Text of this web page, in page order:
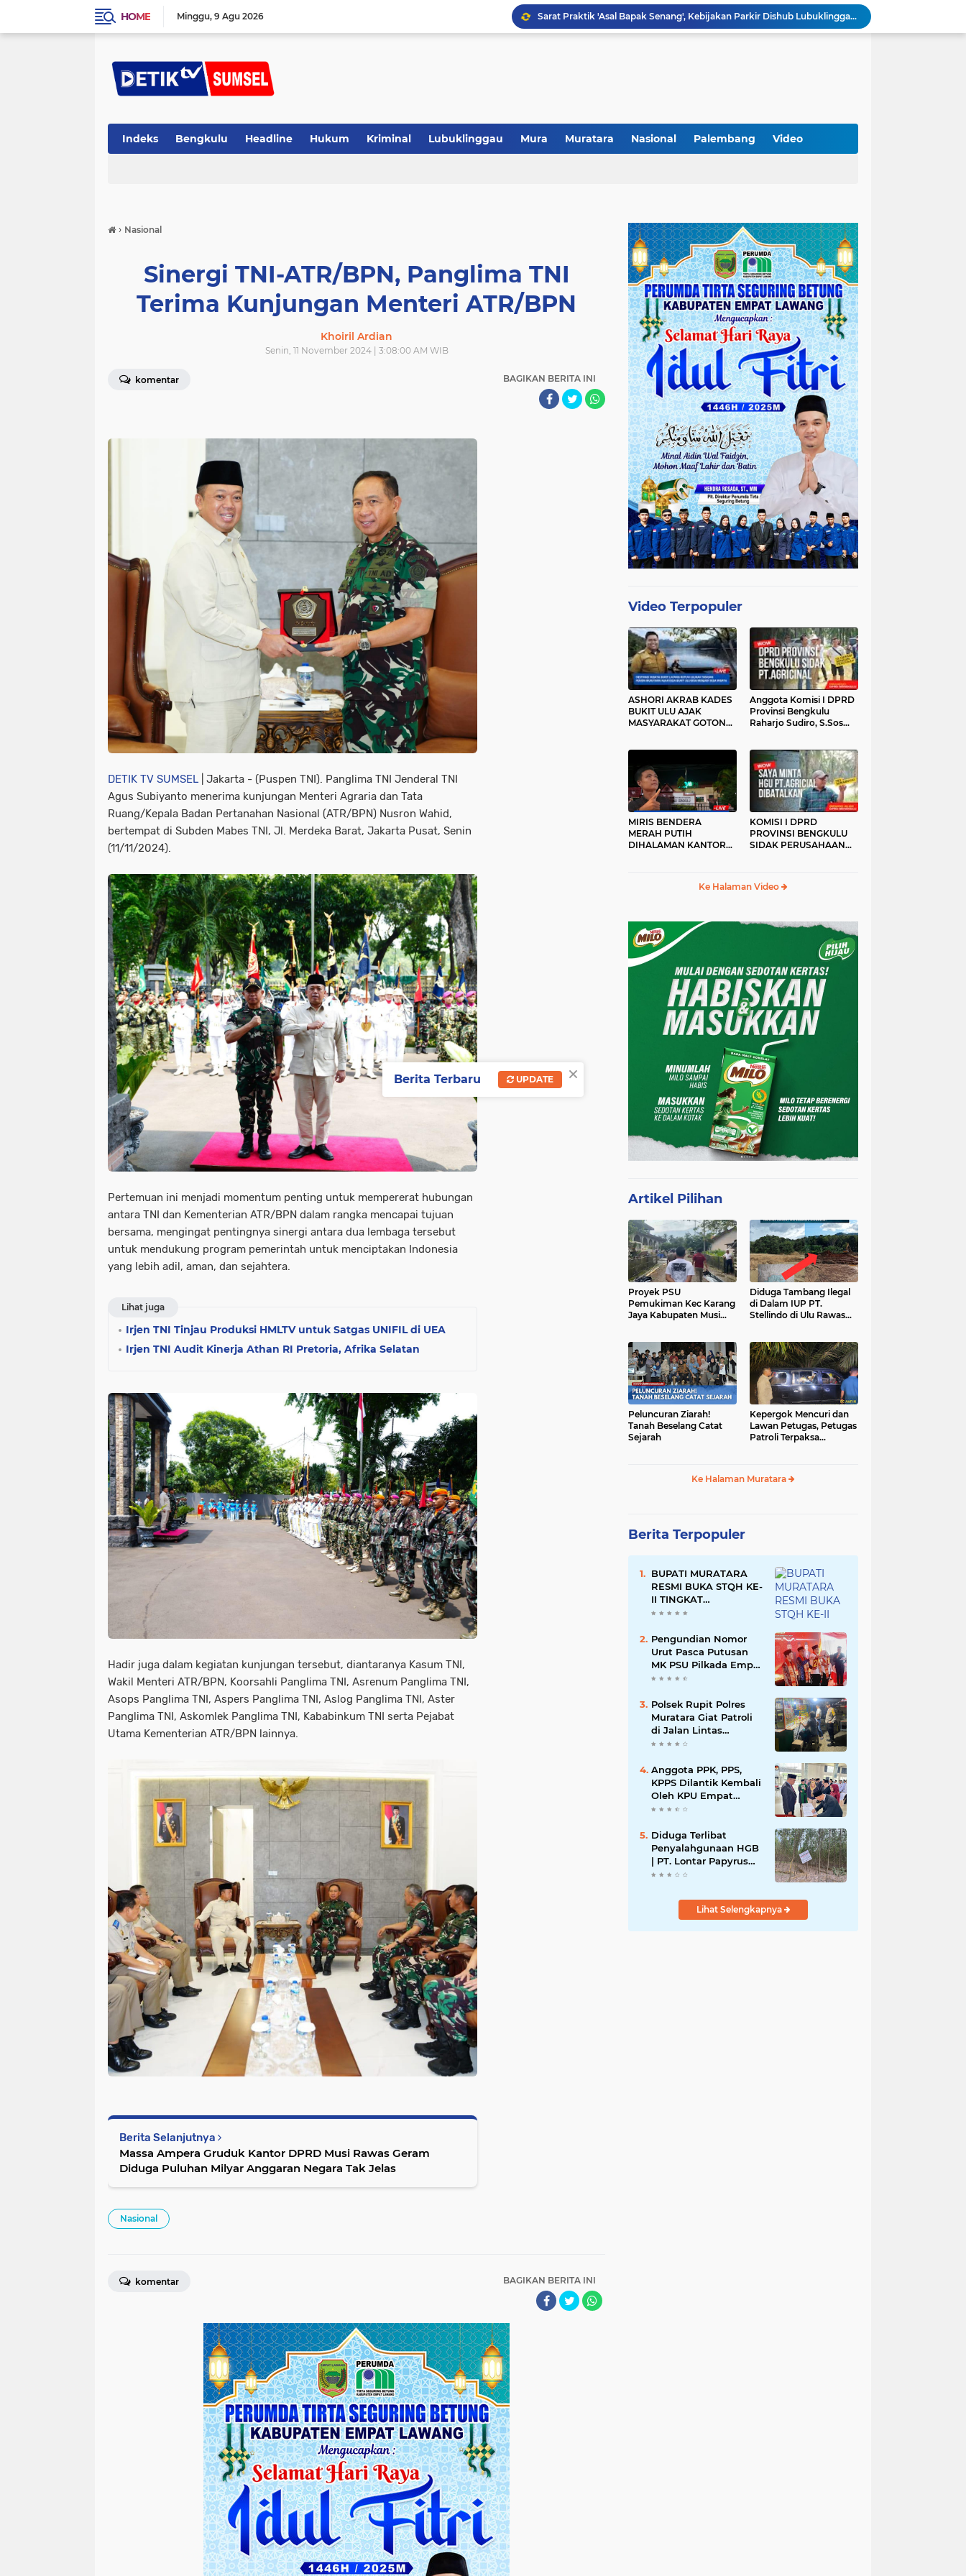
HOME Minggu 9 Agu 2026
Lantik Pejabat Baru, JM Bupati Empat Lawang: Jabatan Adalah Amanah, Segera Berinovasi Demi Empat Lawang MADANI!
KAMMI Muratara Dukung MUI dalam Upaya Penegakan Hukum terhadap Aktivitas LGBT
Tingkatkan Kualitas Insan Pers, PWI Musi Rawas Gelar Pelatihan Jurnalistik Berbasis Kompetensi dan Storytelling.
Indeks Bengkulu Headline Hukum Kriminal Lubuklinggau Mura Muratara Nasional Palembang Video
› Nasional
Sinergi TNI-ATR/BPN, Panglima TNI
Terima Kunjungan Menteri ATR/BPN
Khoiril Ardian
Senin, 11 November 2024 | 3:08:00 AM WIB
komentar BAGIKAN BERITA INI
DETIK TV SUMSEL | Jakarta - (Puspen TNI). Panglima TNI Jenderal TNI
Agus Subiyanto menerima kunjungan Menteri Agraria dan Tata
Ruang/Kepala Badan Pertanahan Nasional (ATR/BPN) Nusron Wahid,
bertempat di Subden Mabes TNI, Jl. Merdeka Barat, Jakarta Pusat, Senin
(11/11/2024).
Pertemuan ini menjadi momentum penting untuk mempererat hubungan
antara TNI dan Kementerian ATR/BPN dalam rangka mencapai tujuan
bersama, mengingat pentingnya sinergi antara dua lembaga tersebut
untuk mendukung program pemerintah untuk menciptakan Indonesia
yang lebih adil, aman, dan sejahtera.
Lihat juga
Irjen TNI Tinjau Produksi HMLTV untuk Satgas UNIFIL di UEA
Irjen TNI Audit Kinerja Athan RI Pretoria, Afrika Selatan
Hadir juga dalam kegiatan kunjungan tersebut, diantaranya Kasum TNI,
Wakil Menteri ATR/BPN, Koorsahli Panglima TNI, Asrenum Panglima TNI,
Asops Panglima TNI, Aspers Panglima TNI, Aslog Panglima TNI, Aster
Panglima TNI, Askomlek Panglima TNI, Kababinkum TNI serta Pejabat
Utama Kementerian ATR/BPN lainnya.
Berita Selanjutnya
Massa Ampera Gruduk Kantor DPRD Musi Rawas Geram
Diduga Puluhan Milyar Anggaran Negara Tak Jelas
Nasional
BAGIKAN BERITA INI
komentar
Video Terpopuler
ASHORI AKRAB KADES
BUKIT ULU AJAK
MASYARAKAT GOTONG
Anggota Komisi I DPRD
Provinsi Bengkulu
Raharjo Sudiro, S.Sos
MIRIS BENDERA
MERAH PUTIH
DIHALAMAN KANTOR
KOMISI I DPRD
PROVINSI BENGKULU
SIDAK PERUSAHAAN
Ke Halaman Video
Artikel Pilihan
Proyek PSU
Pemukiman Kec Karang
Jaya Kabupaten Musi
Diduga Tambang Ilegal
di Dalam IUP PT.
Stellindo di Ulu Rawas
Peluncuran Ziarah!
Tanah Beselang Catat
Sejarah
Kepergok Mencuri dan
Lawan Petugas, Petugas
Patroli Terpaksa
Ke Halaman Muratara
Berita Terpopuler
BUPATI MURATARA
RESMI BUKA STQH KE-
II TINGKAT
KABUPATEN
Pengundian Nomor
Urut Pasca Putusan
MK PSU Pilkada Empat
Lawang
Polsek Rupit Polres
Muratara Giat Patroli
di Jalan Lintas
Sumatera
Anggota PPK, PPS,
KPPS Dilantik Kembali
Oleh KPU Empat
Lawang Pasca
Diduga Terlibat
Penyalahgunaan HGB
| PT. Lontar Papyrus
Bemilih Bungkam
Lihat Selengkapnya
×
Berita Terbaru UPDATE